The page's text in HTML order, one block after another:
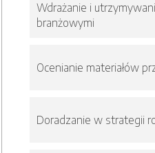
Wdrażanie i
branżowymi
Ocenianie materiałów
Doradzanie w strategii